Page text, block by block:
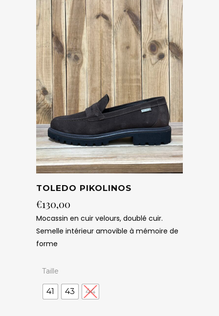
TOLEDO PIKOLINOS
€130,00
Mocassin en cuir velours, doublé cuir.
Semelle intérieur amovible à mémoire de
forme
Taille
41 43 44